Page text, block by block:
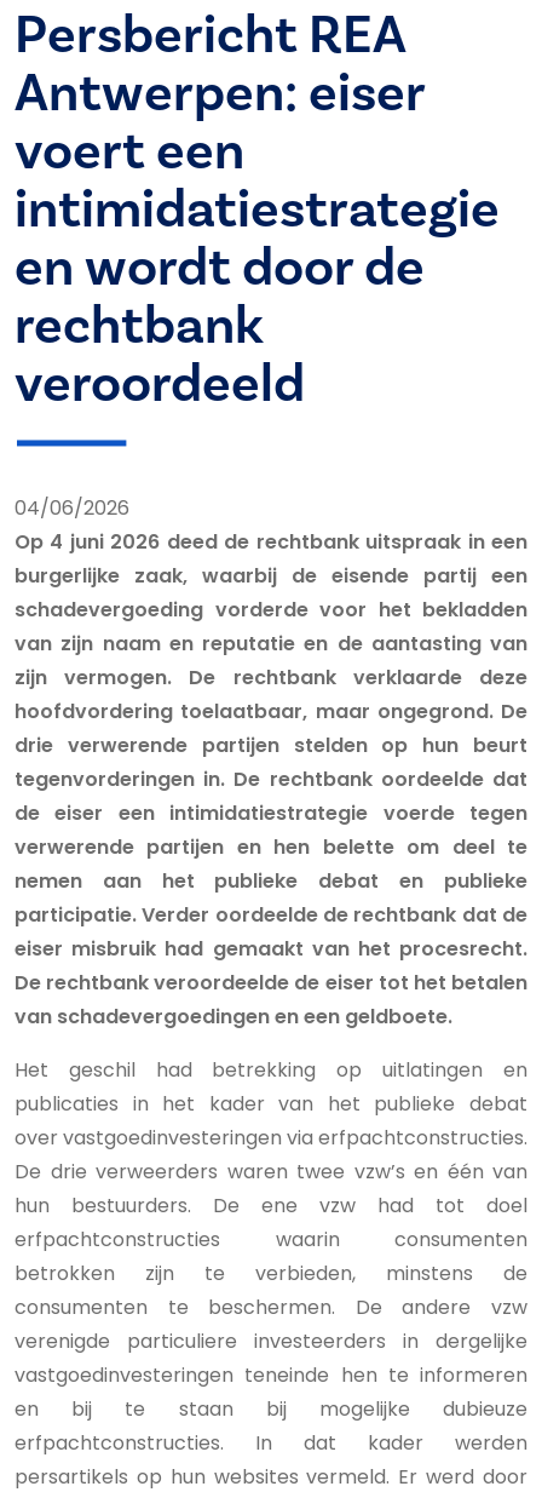
Persbericht REA
Antwerpen: eiser
voert een
intimidatiestrategie
en wordt door de
rechtbank
veroordeeld
04/06/2026
Op 4 juni 2026 deed de rechtbank uitspraak in een
burgerlijke zaak, waarbij de eisende partij een
schadevergoeding vorderde voor het bekladden
van zijn naam en reputatie en de aantasting van
zijn vermogen. De rechtbank verklaarde deze
hoofdvordering toelaatbaar, maar ongegrond. De
drie verwerende partijen stelden op hun beurt
tegenvorderingen in. De rechtbank oordeelde dat
de eiser een intimidatiestrategie voerde tegen
verwerende partijen en hen belette om deel te
nemen aan het publieke debat en publieke
participatie. Verder oordeelde de rechtbank dat de
eiser misbruik had gemaakt van het procesrecht.
De rechtbank veroordeelde de eiser tot het betalen
van schadevergoedingen en een geldboete.
Het geschil had betrekking op uitlatingen en
publicaties in het kader van het publieke debat
over vastgoedinvesteringen via erfpachtconstructies.
De drie verweerders waren twee vzw’s en één van
hun bestuurders. De ene vzw had tot doel
erfpachtconstructies waarin consumenten
betrokken zijn te verbieden, minstens de
consumenten te beschermen. De andere vzw
verenigde particuliere investeerders in dergelijke
vastgoedinvesteringen teneinde hen te informeren
en bij te staan bij mogelijke dubieuze
erfpachtconstructies. In dat kader werden
persartikels op hun websites vermeld. Er werd door